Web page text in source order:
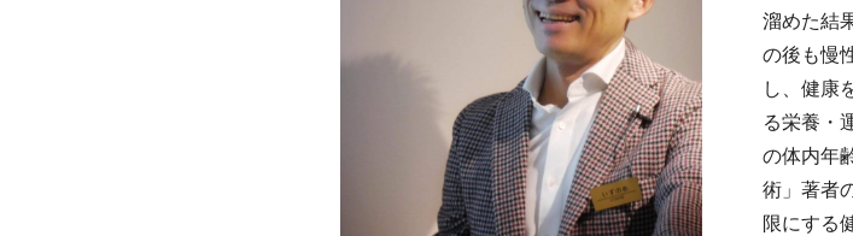
溜めた結
の後も慢
し、健康
る栄養・
の体内年
術」著者
限にする